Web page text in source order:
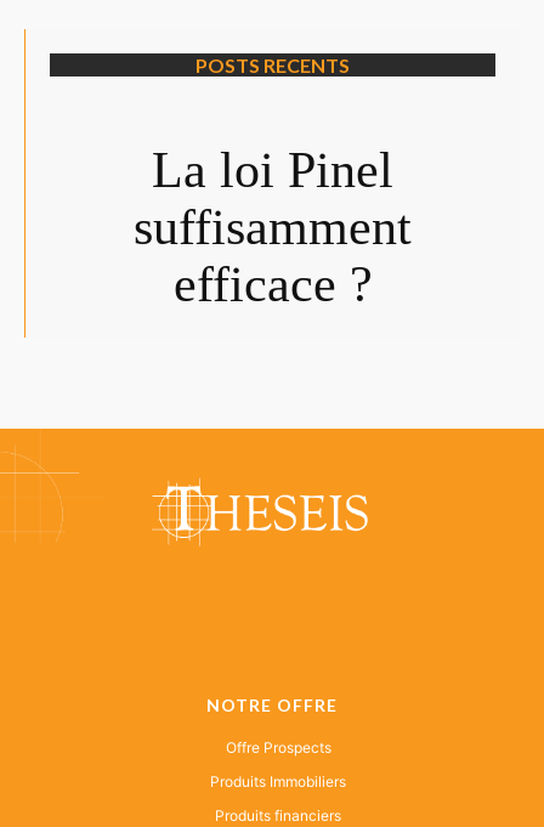
POSTS RECENTS
La loi Pinel
suffisamment
efficace ?
NOTRE OFFRE
Offre Prospects
Produits Immobiliers
Produits financiers